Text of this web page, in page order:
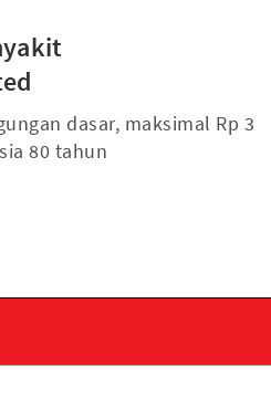
dasar, maksimal Rp 3
80 tahun